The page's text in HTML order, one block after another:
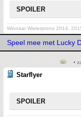
SPOILER
Winnaar Wielerprono 2014,
Speel mee met Lucky
•
Starflyer
SPOILER